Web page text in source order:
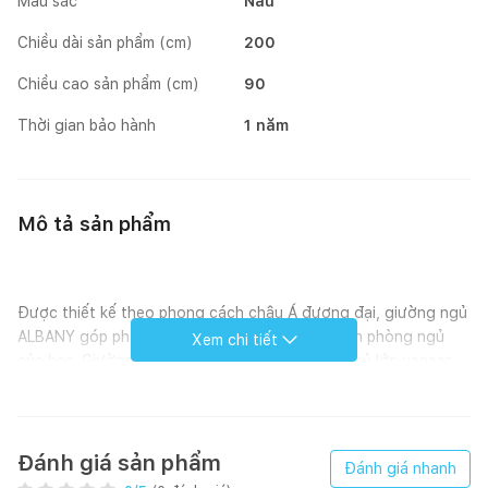
Chiều dài sản phẩm (cm) 200
Chiều cao sản phẩm (cm) 90
Thời gian bảo hành 1 năm
Mô tả sản phẩm
Được thiết kế theo phong cách châu Á đương đại, giường ngủ
ALBANY góp phần làm hoàn hảo cho không gian phòng ngủ
của bạn. Giường được làm từ gỗ sồi cao cấp, phủ lớp veneer
hoặc Queen Size trong bộ sưu tập ALBANY đẹp mắt và tinh tế.
Xem chi tiết
Đánh giá sản phẩm Đánh giá nhanh